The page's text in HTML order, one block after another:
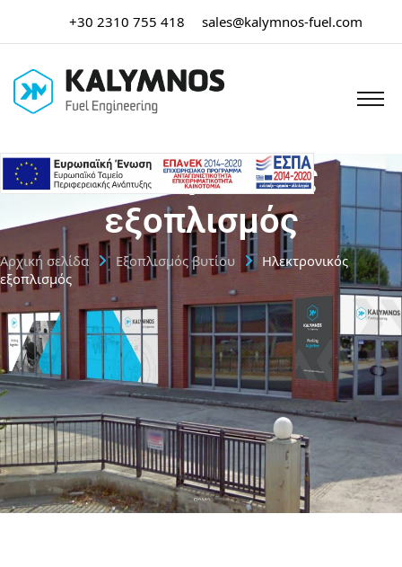
+30 2310 755 418 sales@kalymnos-fuel.com
Ηλεκτρονικός
εξοπλισμός
Αρχική σελίδα Εξοπλισμός βυτίου
Ηλεκτρονικός
εξοπλισμός